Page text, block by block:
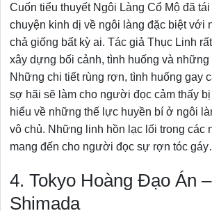
Cuốn tiểu thuyết Ngôi Làng Cổ Mộ đã
chuyện kinh dị về ngôi làng đặc biệt với
chả giống bất kỳ ai. Tác giả Thục Linh
xây dựng bối cảnh, tình huống và những
Những chi tiết rùng rợn, tình huống gay
sợ hãi sẽ làm cho người đọc cảm thấy
hiểu về những thế lực huyền bí ở ngôi
vô chủ. Những linh hồn lạc lối trong các
mang đến cho người đọc sự rợn tóc
4. Tokyo Hoàng Đạo Án
Shimada